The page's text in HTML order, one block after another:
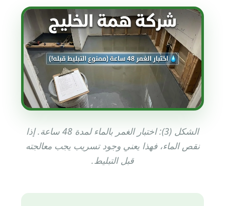
الشكل (3): اختبار الغمر بالماء لمدة 48 ساعة. إذا
نقص الماء، فهذا يعني وجود تسريب يجب معالجته
قبل التبليط.